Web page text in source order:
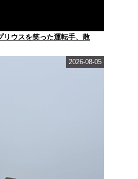
リウスを笑った運転手、散
2026-08-05